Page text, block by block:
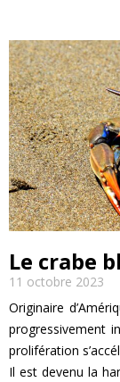
Le crabe
11 octobre 2023
Originaire
progressivement
prolifération
Il est devenu la